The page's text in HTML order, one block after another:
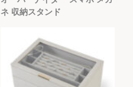
ネ 収納スタンド